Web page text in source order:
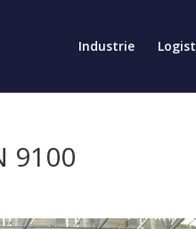
Industrie
9100